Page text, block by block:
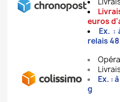
euros
Ex. :
relais
Ex. :
g